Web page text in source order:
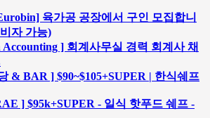
육가공 공장에서 구인 모집합니
자 가능)
Accounting ] 회계사무실 경력 회계사 채
& BAR ] $90~$105+SUPER | 한식쉐프
] $95k+SUPER - 일식 핫푸드 쉐프 -